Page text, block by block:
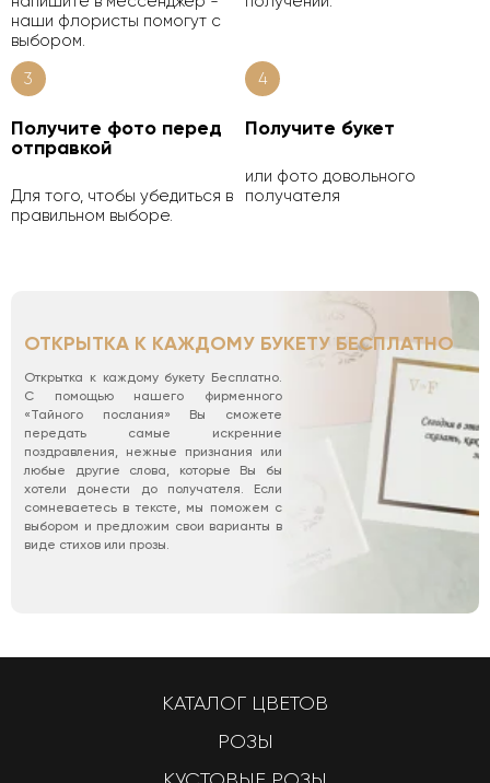
наши флористы помогут с
выбором.
3
Получите фото перед
отправкой
Для того, чтобы убедиться в
правильном выборе.
4
Получите букет
или фото довольного
получателя
ОТКРЫТКА К КАЖДОМУ БУКЕТУ БЕСПЛАТНО
Открытка к каждому букету Бесплатно.
С помощью нашего фирменного
«Тайного послания» Вы сможете
передать самые искренние
поздравления, нежные признания или
любые другие слова, которые Вы бы
хотели донести до получателя. Если
сомневаетесь в тексте, мы поможем с
выбором и предложим свои варианты в
виде стихов или прозы.
КАТАЛОГ ЦВЕТОВ
РОЗЫ